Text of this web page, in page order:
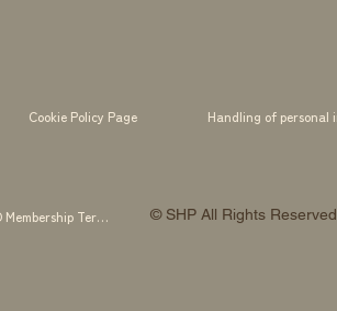
Cookie Policy Page
SHP OTOWA FAB STUDIO Membership Terms and Conditions © SHP All Rights Reserved.